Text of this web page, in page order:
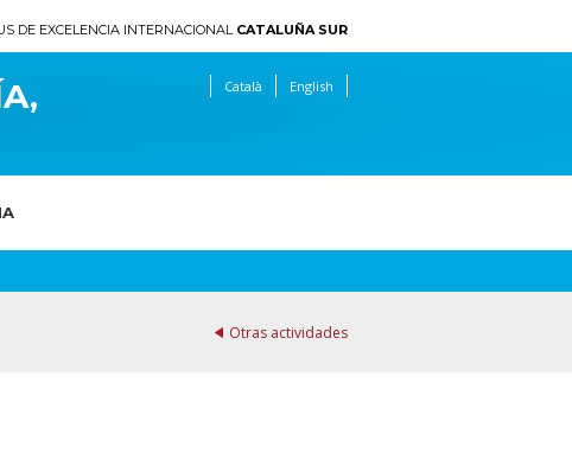
DE EXCELENCIA INTERNACIONAL CATALUÑA SUR
Català English
Otras actividades